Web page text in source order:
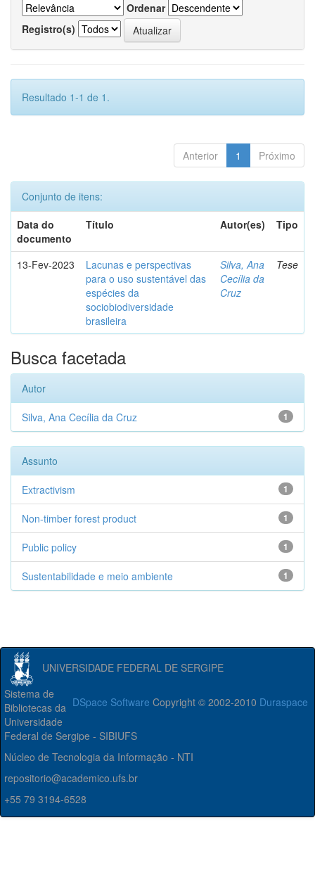
Ordenar
Registro(s)
Resultado 1-1 de 1.
Anterior 1 Próximo
Conjunto de itens:
Data do
documento
Título Autor(es) Tipo
13-Fev-2023
Lacunas e perspectivas
para o uso sustentável das
espécies da
sociobiodiversidade
brasileira
Silva, Ana
Cecília da
Cruz
Tese
Busca facetada
Autor
1
Silva, Ana Cecília da Cruz
Assunto
1
Extractivism
1
Non-timber forest product
1
Public policy
1
Sustentabilidade e meio ambiente
UNIVERSIDADE FEDERAL DE SERGIPE
DSpace Software Copyright © 2002-2010 Duraspace
Sistema de
Bibliotecas da
Universidade
Federal de Sergipe - SIBIUFS
Núcleo de Tecnologia da Informação - NTI
repositorio@academico.ufs.br
+55 79 3194-6528